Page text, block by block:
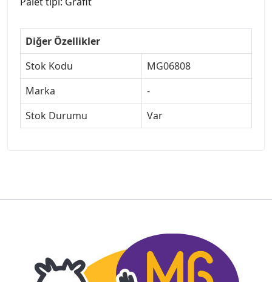
Diğer Özellikler
Stok Kodu
MG06808
Marka
-
Stok Durumu
Var